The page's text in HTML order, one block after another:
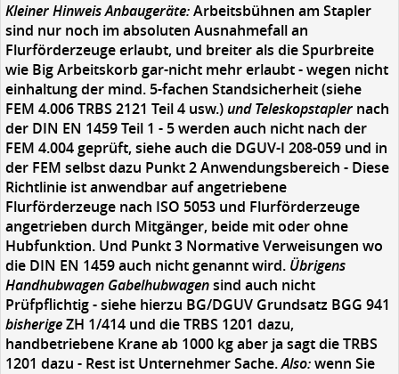
Kleiner Hinweis Anbaugeräte:Arbeitsbühnen am Stapler
sind nur noch im absoluten Ausnahmefall an
Flurförderzeuge erlaubt, und breiter als die Spurbreite
wie Big Arbeitskorb gar-nicht mehr erlaubt - wegen nicht
einhaltung der mind. 5-fachen Standsicherheit (siehe
FEM 4.006 TRBS 2121 Teil 4 usw.) und Teleskopstapler nach
der DIN EN 1459 Teil 1 - 5 werden auch nicht nach der
FEM 4.004 geprüft, siehe auch die DGUV-I 208-059 und in
der FEM selbst dazu Punkt 2 Anwendungsbereich - Diese
Richtlinie ist anwendbar auf angetriebene
Flurförderzeuge nach ISO 5053 und Flurförderzeuge
angetrieben durch Mitgänger, beide mit oder ohne
Hubfunktion. Und Punkt 3 Normative Verweisungen wo
die DIN EN 1459 auch nicht genannt wird. Übrigens
Handhubwagen Gabelhubwagensind auch nicht
Prüfpflichtig - siehe hierzu BG/DGUV Grundsatz BGG 941
bisherigeZH 1/414 und die TRBS 1201 dazu,
handbetriebene Krane ab 1000 kg aber ja sagt die TRBS
1201 dazu - Rest ist Unternehmer Sache.Also:wenn Sie